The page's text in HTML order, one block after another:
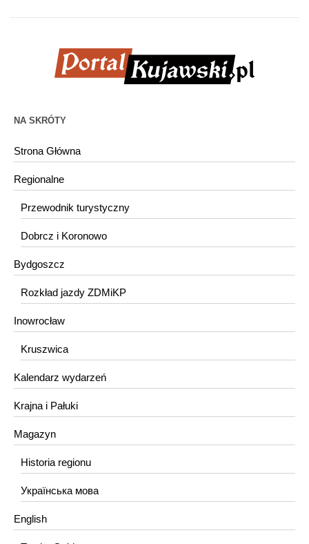
NA SKRÓTY
Strona Główna
Regionalne
Przewodnik turystyczny
Dobrcz i Koronowo
Bydgoszcz
Rozkład jazdy ZDMiKP
Inowrocław
Kruszwica
Kalendarz wydarzeń
Krajna i Pałuki
Magazyn
Historia regionu
Українська мова
English